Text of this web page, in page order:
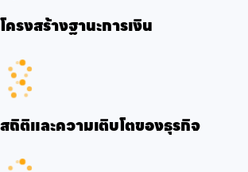
โครงสร้างฐานะการเงิน
สถิติและความเติบโตของธุรกิจ